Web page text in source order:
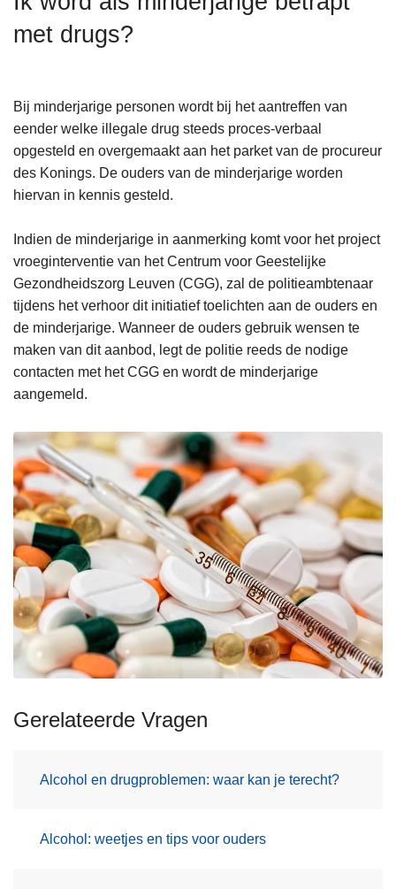
met drugs?
Bij minderjarige personen wordt bij het aantreffen van
eender welke illegale drug steeds proces-verbaal
opgesteld en overgemaakt aan het parket van de procureur
des Konings. De ouders van de minderjarige worden
hiervan in kennis gesteld.
Indien de minderjarige in aanmerking komt voor het project
vroeginterventie van het Centrum voor Geestelijke
Gezondheidszorg Leuven (CGG), zal de politieambtenaar
tijdens het verhoor dit initiatief toelichten aan de ouders en
de minderjarige. Wanneer de ouders gebruik wensen te
maken van dit aanbod, legt de politie reeds de nodige
contacten met het CGG en wordt de minderjarige
aangemeld.
Gerelateerde Vragen
Alcohol en drugproblemen: waar kan je terecht?
Alcohol: weetjes en tips voor ouders